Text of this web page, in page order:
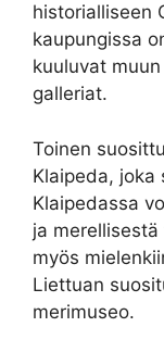
historialliseen
kaupungissa
kuuluvat
galleriat.
Toinen
Klaipeda, joka
Klaipedassa
ja
myös
Liettuan
merimuseo.